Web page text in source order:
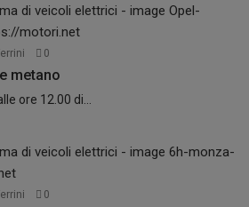
0
metano
ore 12.00 di...
0